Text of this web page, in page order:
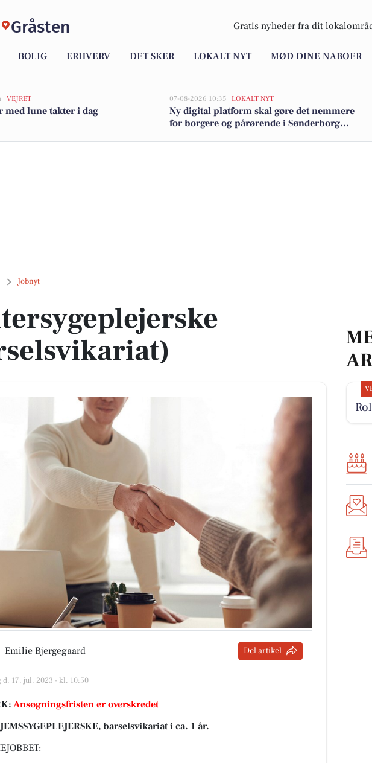
Gråsten Gratis nyheder fra dit
BOLIG ERHVERV DET SKER LOKALT NYT MØD DINE NABOER
VEJRET
med lune takter i dag
07-08-2026 10:35 | LOKALT NYT
Ny digital platform skal gøre det nemmere
for borgere og pårørende i Sønderborg
Jobnyt (barselsvikariat)
Emilie Bjergegaard Del artikel
d. 17. jul. 2023 - kl. 10:50
Ansøgningsfristen er overskredet
barselsvikariat i ca. 1 år.